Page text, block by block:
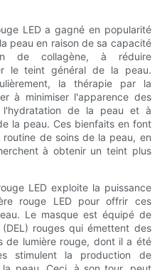
LED a gagné en popularité
peau en raison de sa capacité
de collagène, à réduire
le teint général de la peau.
la thérapie par la
à minimiser l'apparence des
de la peau et à
la peau. Ces bienfaits en font
de soins de la peau, en
à obtenir un teint plus
LED exploite la puissance
rouge LED pour offrir ces
Le masque est équipé de
rouges qui émettent des
de lumière rouge, dont il a été
stimulent la production de